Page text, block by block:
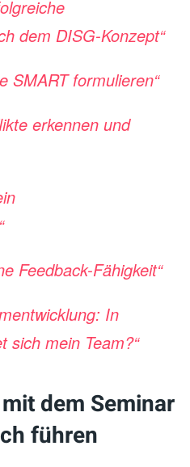
dem DISG-Konzept“
SMART formulieren“
erkennen und
Feedback-Fähigkeit“
In
sich mein Team?“
dem Seminar
führen